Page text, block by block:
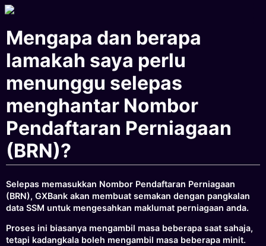
Mengapa dan berapa
lamakah saya perlu
menunggu selepas
menghantar Nombor
Pendaftaran Perniagaan
(BRN)?
Selepas memasukkan Nombor Pendaftaran Perniagaan
(BRN), GXBank akan membuat semakan dengan pangkalan
data SSM untuk mengesahkan maklumat perniagaan anda.
Proses ini biasanya mengambil masa beberapa saat sahaja,
tetapi kadangkala boleh mengambil masa beberapa minit.